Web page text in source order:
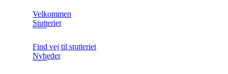
Velkommen
Stutteriet
Find vej til stutteriet
Nyheder